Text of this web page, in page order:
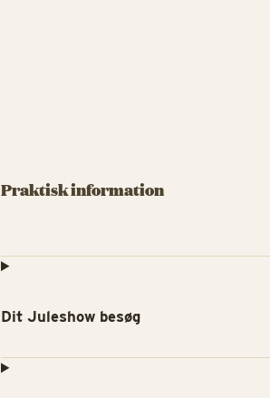
Praktisk information
Dit Juleshow besøg